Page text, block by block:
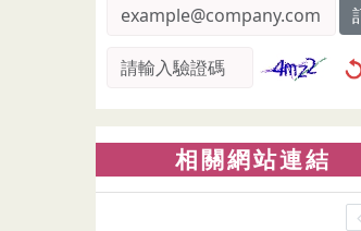
訂閱電子報電子郵件
圖形驗證碼
相關網站連結